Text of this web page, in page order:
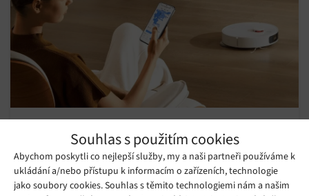
Souhlas s použitím cookies
Abychom poskytli co nejlepší služby, my a naši partneři používáme k
ukládání a/nebo přístupu k informacím o zařízeních, technologie
jako soubory cookies. Souhlas s těmito technologiemi nám a našim
Který stojí za to?
Středa 22. 04. 2026 Adéla
Vybrali jsme nejlepší robotické vysavače do 10 000 Kč.
Srovnání výkonu, výdrže, navigace i funkcí. Který model je ten